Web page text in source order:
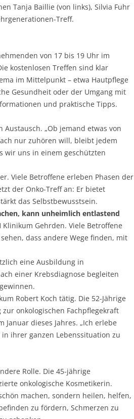
Tanja Baillie (von links), Silvia Fuhr
Treff.
von 17 bis 19 Uhr im
kostenlosen Treffen sind klar
im Mittelpunkt – etwa Hautpflege
Gesundheit oder der Umgang mit
und praktische Tipps.
„Ob jemand etwas von
nur zuhören will, bleibt jedem
wir uns in einem geschützten
Viele Betroffene erleben Phasen der
der Onko-Treff an: Er bietet
das Selbstbewusstsein.
kann unheimlich entlastend
Klinikum Gehrden. Viele Betroffene
dass andere Wege finden, mit
eine Ausbildung in
einer Krebsdiagnose begleiten
Robert Koch tätig. Die 52-Jährige
onkologischen Fachpflegekraft
dieses Jahres. „Ich erlebe
ihrer ganzen Lebenssituation zu
Rolle. Die 45-jährige
onkologische Kosmetikerin.
machen, sondern heilen, helfen,
zu fördern, Schmerzen zu